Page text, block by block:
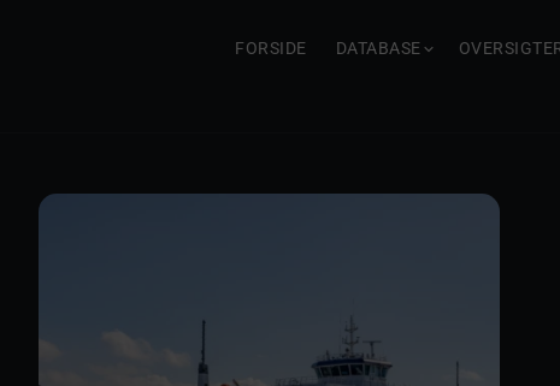
FORSIDE DATABASE